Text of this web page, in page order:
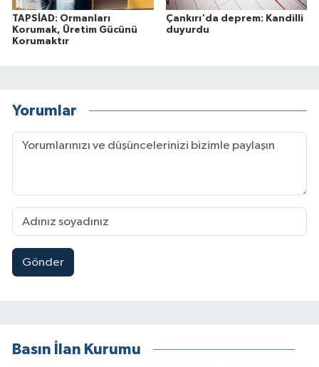
TAPSİAD: Ormanları
Korumak, Üretim Gücünü
Korumaktır
Çankırı'da deprem: Kandilli
duyurdu
Yorumlar
Gönder
Basın İlan Kurumu